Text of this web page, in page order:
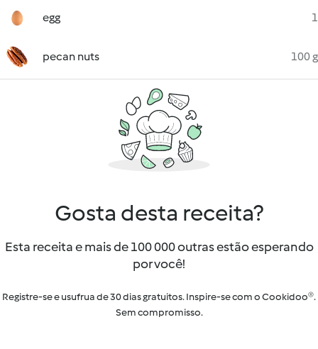
egg 1
pecan nuts 100 g
Gosta desta receita?
Esta receita e mais de 100 000 outras estão esperando
por você!
Registre-se e usufrua de 30 dias gratuitos. Inspire-se com o Cookidoo®.
Sem compromisso.